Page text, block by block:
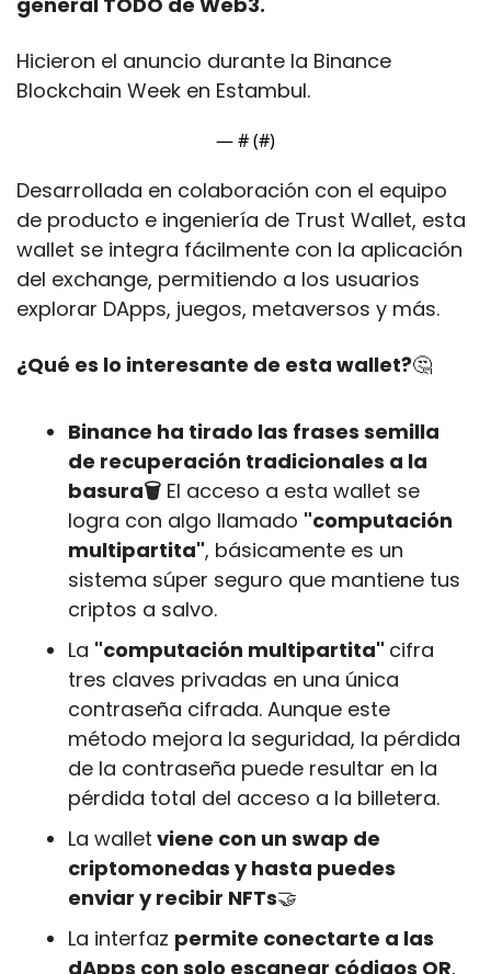
Hicieron el anuncio durante la Binance
Blockchain Week en Estambul.
— # (#)
Desarrollada en colaboración con el equipo
de producto e ingeniería de Trust Wallet, esta
wallet se integra fácilmente con la aplicación
del exchange, permitiendo a los usuarios
explorar DApps, juegos, metaversos y más.
¿Qué es lo interesante de esta wallet?🤔
Binance ha tirado las frases semilla
de recuperación tradicionales a la
basura🗑 El acceso a esta wallet se
logra con algo llamado "computación
multipartita", básicamente es un
sistema súper seguro que mantiene tus
criptos a salvo.
La "computación multipartita" cifra
tres claves privadas en una única
contraseña cifrada. Aunque este
método mejora la seguridad, la pérdida
de la contraseña puede resultar en la
pérdida total del acceso a la billetera.
La wallet viene con un swap de
criptomonedas y hasta puedes
enviar y recibir NFTs🤝
La interfaz permite conectarte a las
dApps con solo escanear códigos QR,